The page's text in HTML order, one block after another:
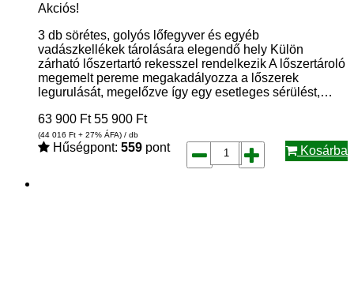
Akciós!
3 db sörétes, golyós lőfegyver és egyéb
vadászkellékek tárolására elegendő hely Külön
zárható lőszertartó rekesszel rendelkezik A lőszertároló
megemelt pereme megakadályozza a lőszerek
legurulását, megelőzve így egy esetleges sérülést,…
63 900 Ft 55 900 Ft
(44 016 Ft + 27% ÁFA) / db
Hűségpont: 559 pont Kosárba